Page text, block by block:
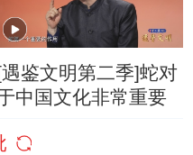
鉴文明第二季]蛇对
中国文化非常重要